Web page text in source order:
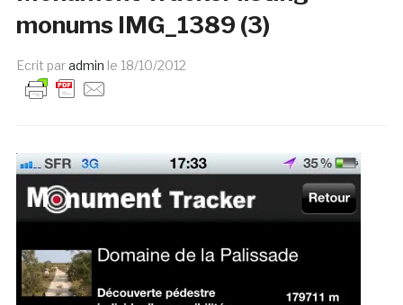
monums IMG_1389 (3)
Ecrit paradmin le 18/10/2012